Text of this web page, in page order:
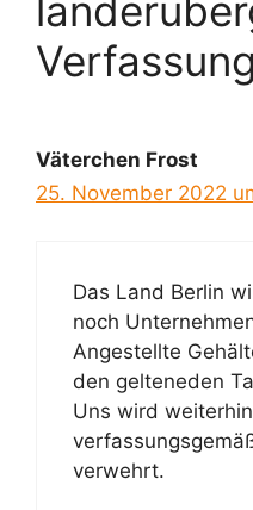
Väterchen Frost
25. November 2022
Das Land Berlin
noch
Angestellte
den gelteneden
Uns wird
verwehrt.